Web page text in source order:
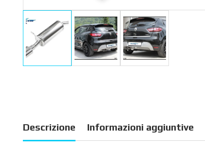
Descrizione Informazioni aggiuntive